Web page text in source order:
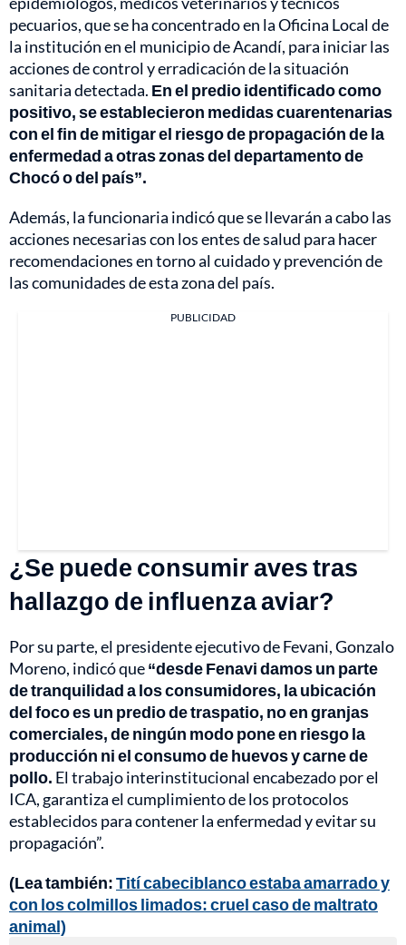
pecuarios, que se ha concentrado en la Oficina Local de
la institución en el municipio de Acandí, para iniciar las
acciones de control y erradicación de la situación
sanitaria detectada. En el predio identificado como
positivo, se establecieron medidas cuarentenarias
con el fin de mitigar el riesgo de propagación de la
enfermedad a otras zonas del departamento de
Chocó o del país”.
Además, la funcionaria indicó que se llevarán a cabo las
acciones necesarias con los entes de salud para hacer
recomendaciones en torno al cuidado y prevención de
las comunidades de esta zona del país.
PUBLICIDAD
¿Se puede consumir aves tras
hallazgo de influenza aviar?
Por su parte, el presidente ejecutivo de Fevani, Gonzalo
Moreno, indicó que“desde Fenavi damos un parte
de tranquilidad a los consumidores, la ubicación
del foco es un predio de traspatio, no en granjas
comerciales, de ningún modo pone en riesgo la
producción ni el consumo de huevos y carne de
pollo. El trabajo interinstitucional encabezado por el
ICA, garantiza el cumplimiento de los protocolos
establecidos para contener la enfermedad y evitar su
propagación”.
(Lea también:Tití cabeciblanco estaba amarrado y
con los colmillos limados: cruel caso de maltrato
animal)